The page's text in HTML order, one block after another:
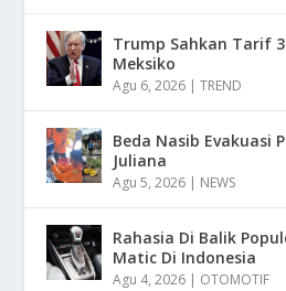
Trump Sahkan Tarif
Meksiko
Agu 6, 2026 |TREND
Beda Nasib Evakuasi
Juliana
Agu 5, 2026 | NEWS
Rahasia Di Balik
Matic Di Indonesia
Agu 4, 2026 | OTOMOTIF